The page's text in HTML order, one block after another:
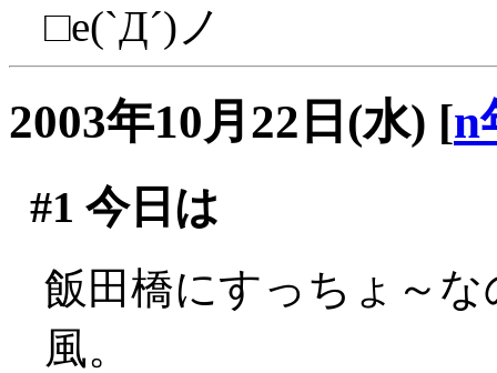
□e(`Д´)ノ
2003年10月22日(水) [n
#1 今日は
飯田橋にすっちょ～
風。